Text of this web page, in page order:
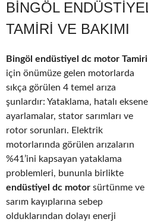
BINGÖL
TAMIRI VE BAKIMI
Bingöl endüstiyel dc motor Tamiri
için önümüze gelen motorlarda
sıkça görülen 4 temel arıza
şunlardır: Yataklama, hatalı eksenel
ayarlamalar, stator sarımları ve
rotor sorunları. Elektrik
motorlarında görülen arızaların
%41’ini kapsayan yataklama
problemleri, bununla birlikte
endüstiyel dc motor sürtünme ve
sarım kayıplarına sebep
olduklarından dolayı enerji